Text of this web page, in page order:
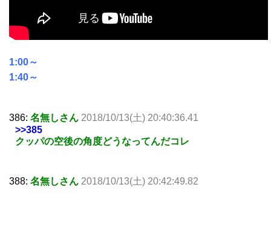
1:00～
1:40～
386: 名無しさん 2018/10/13(土) 20:40:36.41
>>385
クッパの空後の角度どうなってんだコレ
388: 名無しさん 2018/10/13(土) 20:42:49.82